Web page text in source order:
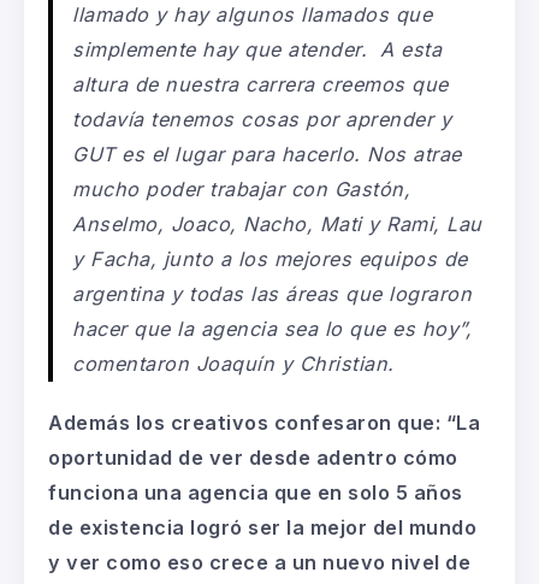
llamado y hay algunos llamados que
simplemente hay que atender. A esta
altura de nuestra carrera creemos que
todavía tenemos cosas por aprender y
GUT es el lugar para hacerlo. Nos atrae
mucho poder trabajar con Gastón,
Anselmo, Joaco, Nacho, Mati y Rami, Lau
y Facha, junto a los mejores equipos de
argentina y todas las áreas que lograron
hacer que la agencia sea lo que es hoy”,
comentaron Joaquín y Christian.
Además los creativos confesaron que: “La
oportunidad de ver desde adentro cómo
funciona una agencia que en solo 5 años
de existencia logró ser la mejor del mundo
y ver como eso crece a un nuevo nivel de